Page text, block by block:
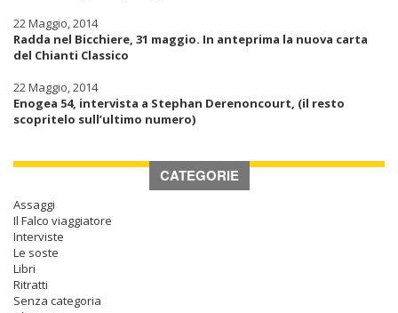
22 Maggio, 2014
Radda nel Bicchiere, 31 maggio. In anteprima la nuova carta
del Chianti Classico
22 Maggio, 2014
Enogea 54, intervista a Stephan Derenoncourt, (il resto
scopritelo sull’ultimo numero)
CATEGORIE
Assaggi
Il Falco viaggiatore
Interviste
Le soste
Libri
Ritratti
Senza categoria